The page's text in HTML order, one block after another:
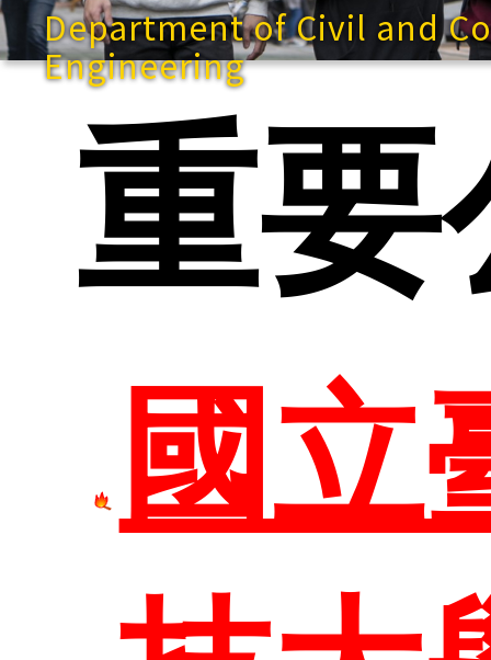
快
網站
Department of Civil and
Engineering
重
國立